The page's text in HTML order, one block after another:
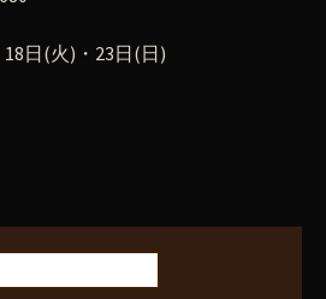
日(火)・23日(日)